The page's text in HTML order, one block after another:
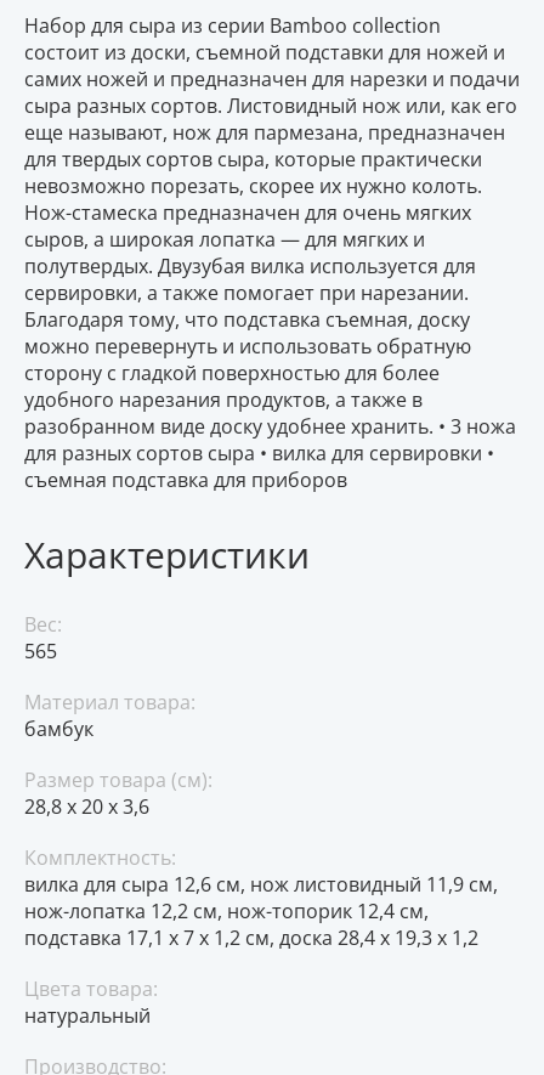
Набор для сыра из серии Bamboo collection
состоит из доски, съемной подставки для ножей и
самих ножей и предназначен для нарезки и подачи
сыра разных сортов. Листовидный нож или, как его
еще называют, нож для пармезана, предназначен
для твердых сортов сыра, которые практически
невозможно порезать, скорее их нужно колоть.
Нож-стамеска предназначен для очень мягких
сыров, а широкая лопатка — для мягких и
полутвердых. Двузубая вилка используется для
сервировки, а также помогает при нарезании.
Благодаря тому, что подставка съемная, доску
можно перевернуть и использовать обратную
сторону с гладкой поверхностью для более
удобного нарезания продуктов, а также в
разобранном виде доску удобнее хранить. • 3 ножа
для разных сортов сыра • вилка для сервировки •
съемная подставка для приборов
Характеристики
Вес:
565
Материал товара:
бамбук
Размер товара (см):
28,8 x 20 x 3,6
Комплектность:
вилка для сыра 12,6 см, нож листовидный 11,9 см,
нож-лопатка 12,2 см, нож-топорик 12,4 см,
подставка 17,1 х 7 х 1,2 см, доска 28,4 х 19,3 х 1,2
Цвета товара:
натуральный
Производство: